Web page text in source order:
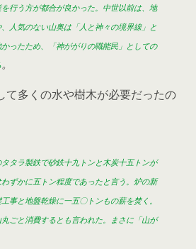
行う方が都合が良かった。中世以前は、地
人気のない山奥は「人と神々の境界線」と
ったため、「神ががりの職能民」としての
。
て多くの水や樹木が必要だったの
タラ製鉄で砂鉄十九トンと木炭十五トンが
ずかに五トン程度であったと言う。炉の新
事と地盤乾燥に一五〇トンもの薪を焚く。
ごと消費するとも言われた。まさに「山が